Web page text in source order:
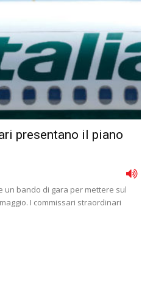
presentano il piano
un bando di gara per mettere sul
I commissari straordinari